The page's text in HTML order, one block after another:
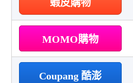
蝦皮購物
MOMO購物
Coupang 酷澎